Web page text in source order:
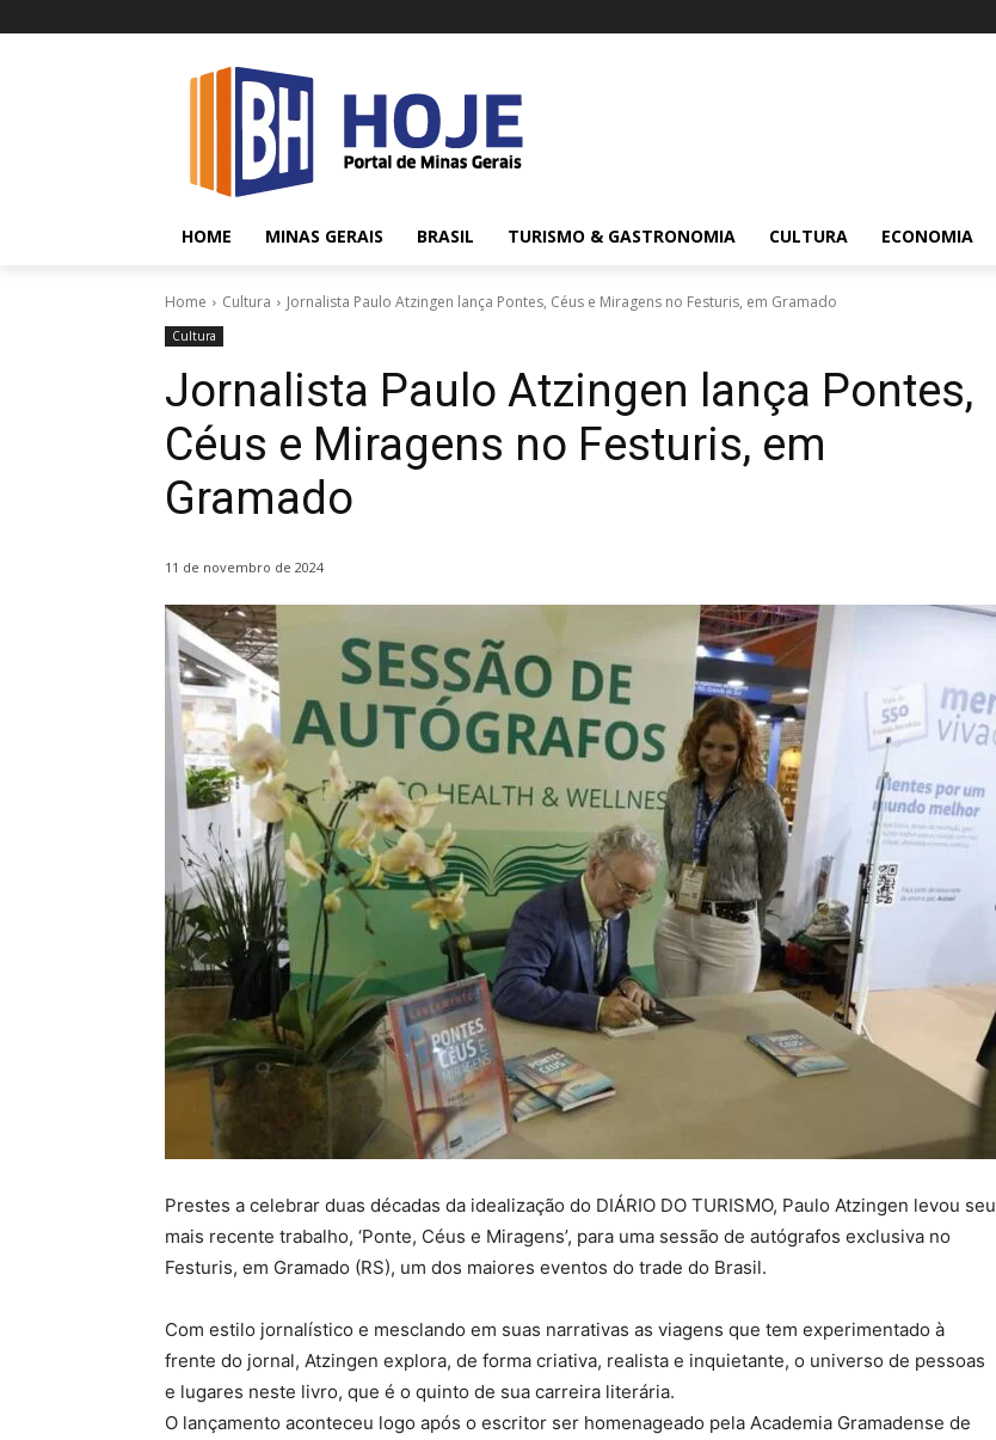
HOME MINAS GERAIS BRASIL TURISMO & GASTRONOMIA CULTURA ECONOMIA
Home Cultura Jornalista Paulo Atzingen lança Pontes, Céus e Miragens no Festuris, em Gramado
Cultura
Jornalista Paulo Atzingen lança Pontes,
Céus e Miragens no Festuris, em
Gramado
11 de novembro de 2024
Prestes a celebrar duas décadas da idealização do DIÁRIO DO TURISMO, Paulo Atzingen levou seu
mais recente trabalho, ‘Ponte, Céus e Miragens’, para uma sessão de autógrafos exclusiva no
Festuris, em Gramado (RS), um dos maiores eventos do trade do Brasil.
Com estilo jornalístico e mesclando em suas narrativas as viagens que tem experimentado à
frente do jornal, Atzingen explora, de forma criativa, realista e inquietante, o universo de pessoas
e lugares neste livro, que é o quinto de sua carreira literária.
O lançamento aconteceu logo após o escritor ser homenageado pela Academia Gramadense de